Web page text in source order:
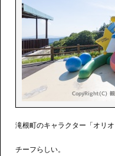
滝根町のキャラクター「オリ
チーフらしい。